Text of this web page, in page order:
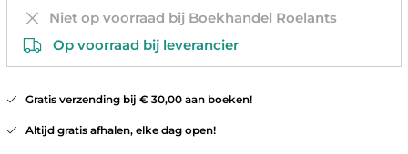
Niet op voorraad bij Boekhandel Roelants
Op voorraad bij leverancier
Gratis verzending bij € 30,00 aan boeken!
Altijd gratis afhalen, elke dag open!